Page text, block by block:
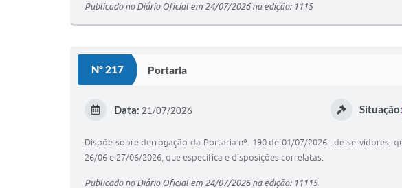
Publicado no Diário Oficial em 24/07/2026 na edição: 1115
Nº 217 Portaria
Data: 21/07/2026 Situação:
Dispõe sobre derrogação da Portaria nº. 190 de 01/07/2026 , de servidores,
26/06 e 27/06/2026, que especifica e disposições correlatas.
Publicado no Diário Oficial em 24/07/2026 na edição: 11115